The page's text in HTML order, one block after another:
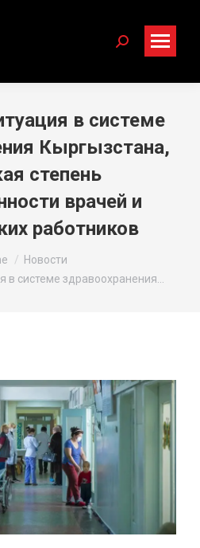
Search:
в системе
Кыргызстана,
степень
врачей и
работников
Новости
в системе здравоохранения…